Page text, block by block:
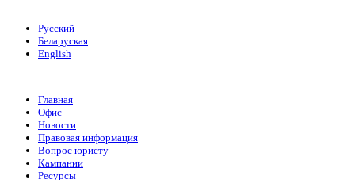
Русский
Беларуская
English
Главная
Офис
Новости
Правовая информация
Вопрос юристу
Кампании
Ресурсы